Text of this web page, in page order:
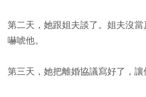
第二天，她跟姐夫談了。姐夫沒
嚇唬他。
第三天，她把離婚協議寫好了，讓